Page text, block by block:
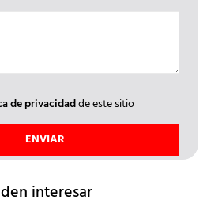
de privacidadde este sitio
interesar